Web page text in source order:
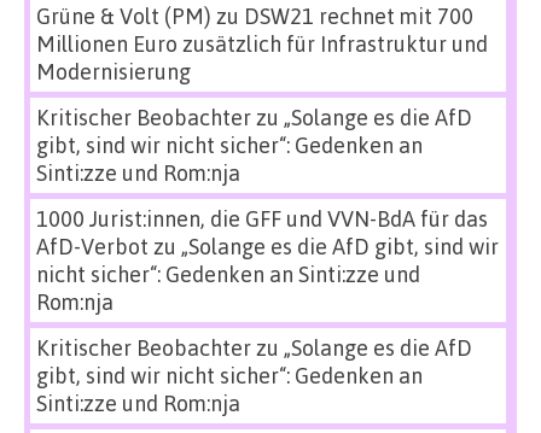
Grüne & Volt (PM) zu DSW21 rechnet mit 700
Millionen Euro zusätzlich für Infrastruktur und
Modernisierung
Kritischer Beobachterzu „Solange es die AfD
gibt, sind wir nicht sicher“: Gedenken an
Sinti:zze und Rom:nja
1000 Jurist:innen, die GFF und VVN-BdA für das
AfD-Verbot zu „Solange es die AfD gibt, sind wir
nicht sicher“: Gedenken an Sinti:zze und
Rom:nja
Kritischer Beobachterzu „Solange es die AfD
gibt, sind wir nicht sicher“: Gedenken an
Sinti:zze und Rom:nja